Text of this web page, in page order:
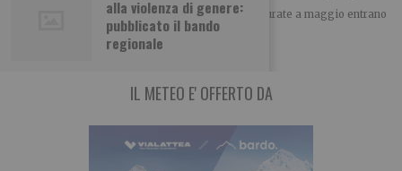
alla violenza di genere:
pubblicato il bando
regionale
Sono la “Sala Crivelli” e la “Sala Principini”: inaugurate a maggio entrano
nel percorso di visita
IL METEO E' OFFERTO DA